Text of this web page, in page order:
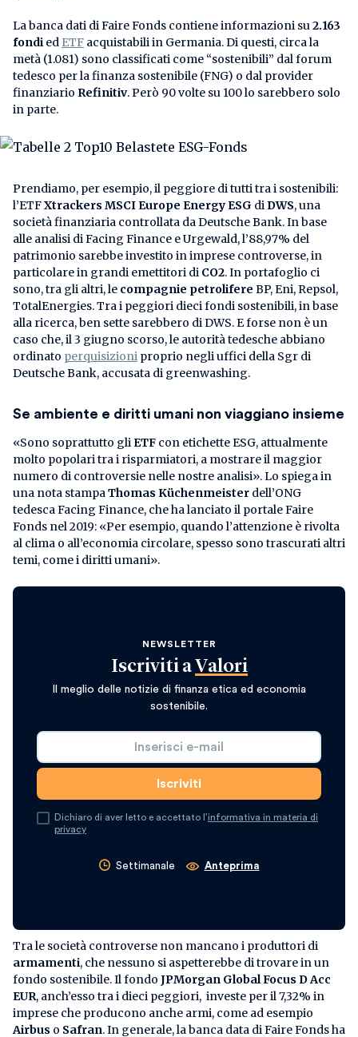
La banca dati di Faire Fonds contiene informazioni su2.163
fondi ed ETF acquistabili in Germania. Di questi, circa la
metà (1.081) sono classificati come “sostenibili” dal forum
tedesco per la finanza sostenibile (FNG) o dal provider
finanziario Refinitiv. Però 90 volte su 100 lo sarebbero solo
in parte.
Prendiamo, per esempio, il peggiore di tutti tra i sostenibili:
l’ETFXtrackers MSCI Europe Energy ESG diDWS, una
società finanziaria controllata da Deutsche Bank. In base
alle analisi di Facing Finance e Urgewald, l’88,97% del
patrimonio sarebbe investito in imprese controverse, in
particolare in grandi emettitori di CO2. In portafoglio ci
sono, tra gli altri, le compagnie petrolifere BP, Eni, Repsol,
TotalEnergies. Tra i peggiori dieci fondi sostenibili, in base
alla ricerca, ben sette sarebbero di DWS. E forse non è un
caso che, il 3 giugno scorso, le autorità tedesche abbiano
ordinato perquisizioni proprio negli uffici della Sgr di
Deutsche Bank, accusata di greenwashing.
Se ambiente e diritti umani non viaggiano insieme
«Sono soprattutto gliETF con etichette ESG, attualmente
molto popolari tra i risparmiatori, a mostrare il maggior
numero di controversie nelle nostre analisi». Lo spiega in
una nota stampaThomas Küchenmeister dell’ONG
tedesca Facing Finance, che ha lanciato il portale Faire
Fonds nel 2019: «Per esempio, quando l’attenzione è rivolta
al clima o all’economia circolare, spesso sono trascurati altri
temi, come i diritti umani».
NEWSLETTER
Iscriviti a Valori
Il meglio delle notizie di finanza etica ed economia
sostenibile.
Dichiaro di aver letto e accettato l’informativa in materia di
privacy
Settimanale Anteprima
Tra le società controverse non mancano i produttori di
armamenti, che nessuno si aspetterebbe di trovare in un
fondo sostenibile. Il fondo JPMorgan Global Focus D Acc
EUR, anch’esso tra i dieci peggiori, investe per il 7,32% in
imprese che producono anche armi, come ad esempio
Airbus o Safran. In generale, la banca data di Faire Fonds ha